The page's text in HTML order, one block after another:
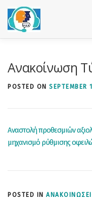
Skip to content
Ανακοίνωση
POSTED ON SEPTEMBER
Αναστολή προθεσμιών
μηχανισμό ρύθμισης
POSTED IN